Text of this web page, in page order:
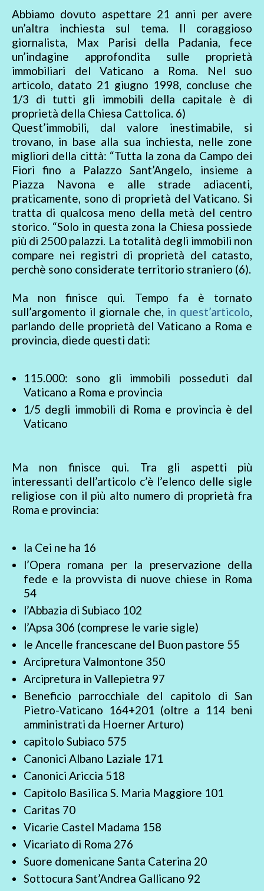
Abbiamo dovuto aspettare 21 anni per avere
un’altra inchiesta sul tema. Il coraggioso
giornalista, Max Parisi della Padania, fece
un’indagine approfondita sulle proprietà
immobiliari del Vaticano a Roma. Nel suo
articolo, datato 21 giugno 1998, concluse che
1/3 di tutti gli immobili della capitale è di
proprietà della Chiesa Cattolica. 6)
Quest’immobili, dal valore inestimabile, si
trovano, in base alla sua inchiesta, nelle zone
migliori della città: “Tutta la zona da Campo dei
Fiori fino a Palazzo Sant’Angelo, insieme a
Piazza Navona e alle strade adiacenti,
praticamente, sono di proprietà del Vaticano. Si
tratta di qualcosa meno della metà del centro
storico. “Solo in questa zona la Chiesa possiede
più di 2500 palazzi. La totalità degli immobili non
compare nei registri di proprietà del catasto,
perchè sono considerate territorio straniero (6).
Ma non finisce qui. Tempo fa è tornato
sull’argomento il giornale che, in quest’articolo,
parlando delle proprietà del Vaticano a Roma e
provincia, diede questi dati:
115.000: sono gli immobili posseduti dal
Vaticano a Roma e provincia
1/5 degli immobili di Roma e provincia è del
Vaticano
Ma non finisce qui. Tra gli aspetti più
interessanti dell’articolo c’è l’elenco delle sigle
religiose con il più alto numero di proprietà fra
Roma e provincia:
la Cei ne ha 16
l’Opera romana per la preservazione della
fede e la provvista di nuove chiese in Roma
54
l’Abbazia di Subiaco 102
l’Apsa 306 (comprese le varie sigle)
le Ancelle francescane del Buon pastore 55
Arcipretura Valmontone 350
Arcipretura in Vallepietra 97
Beneficio parrocchiale del capitolo di San
Pietro-Vaticano 164+201 (oltre a 114 beni
amministrati da Hoerner Arturo)
capitolo Subiaco 575
Canonici Albano Laziale 171
Canonici Ariccia 518
Capitolo Basilica S. Maria Maggiore 101
Caritas 70
Vicarie Castel Madama 158
Vicariato di Roma 276
Suore domenicane Santa Caterina 20
Sottocura Sant’Andrea Gallicano 92